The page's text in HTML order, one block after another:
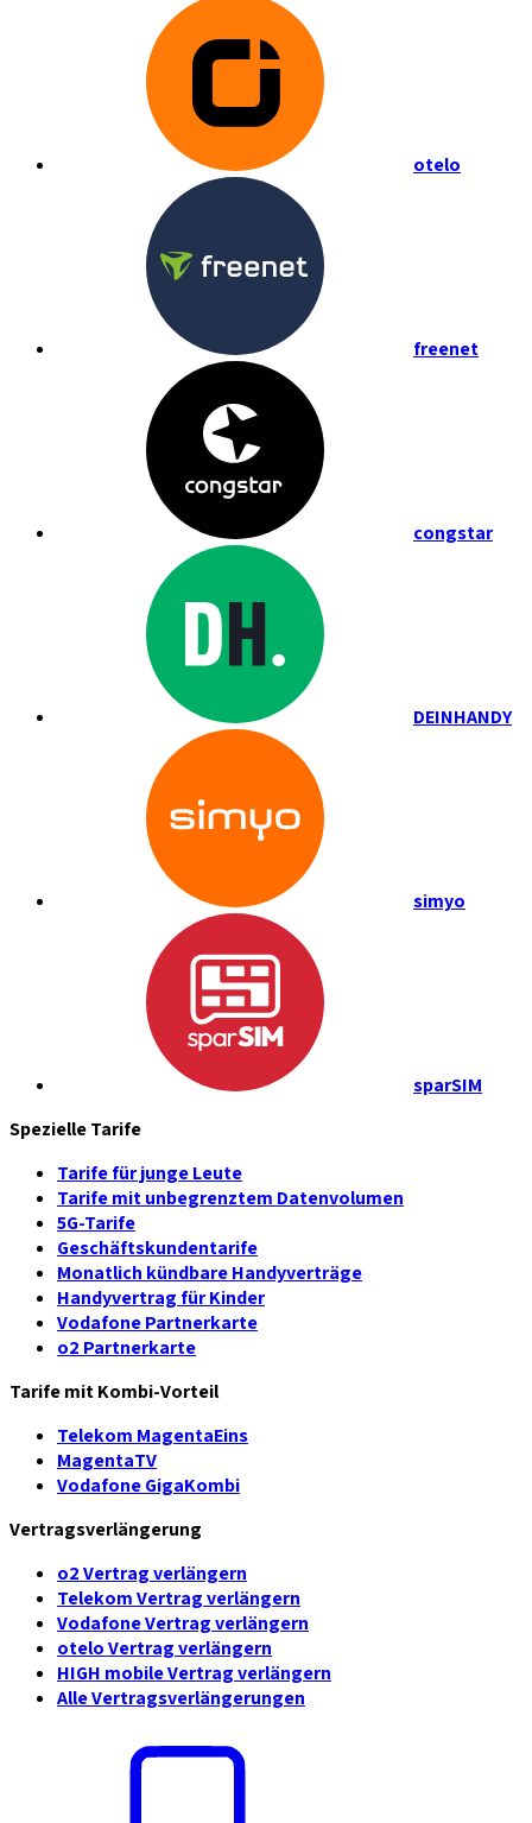
otelo
freenet
congstar
DEINHANDY
simyo
sparSIM
Spezielle Tarife
Tarife für junge Leute
Tarife mit unbegrenztem Datenvolumen
5G-Tarife
Geschäftskundentarife
Monatlich kündbare Handyverträge
Handyvertrag für Kinder
Vodafone Partnerkarte
o2 Partnerkarte
Tarife mit Kombi-Vorteil
Telekom MagentaEins
MagentaTV
Vodafone GigaKombi
Vertragsverlängerung
o2 Vertrag verlängern
Telekom Vertrag verlängern
Vodafone Vertrag verlängern
otelo Vertrag verlängern
HIGH mobile Vertrag verlängern
Alle Vertragsverlängerungen